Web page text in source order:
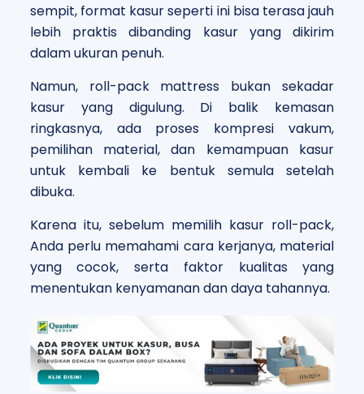
sempit, format kasur seperti ini bisa terasa jauh
lebih praktis dibanding kasur yang dikirim
dalam ukuran penuh.
Namun, roll-pack mattress bukan sekadar
kasur yang digulung. Di balik kemasan
ringkasnya, ada proses kompresi vakum,
pemilihan material, dan kemampuan kasur
untuk kembali ke bentuk semula setelah
dibuka.
Karena itu, sebelum memilih kasur roll-pack,
Anda perlu memahami cara kerjanya, material
yang cocok, serta faktor kualitas yang
menentukan kenyamanan dan daya tahannya.